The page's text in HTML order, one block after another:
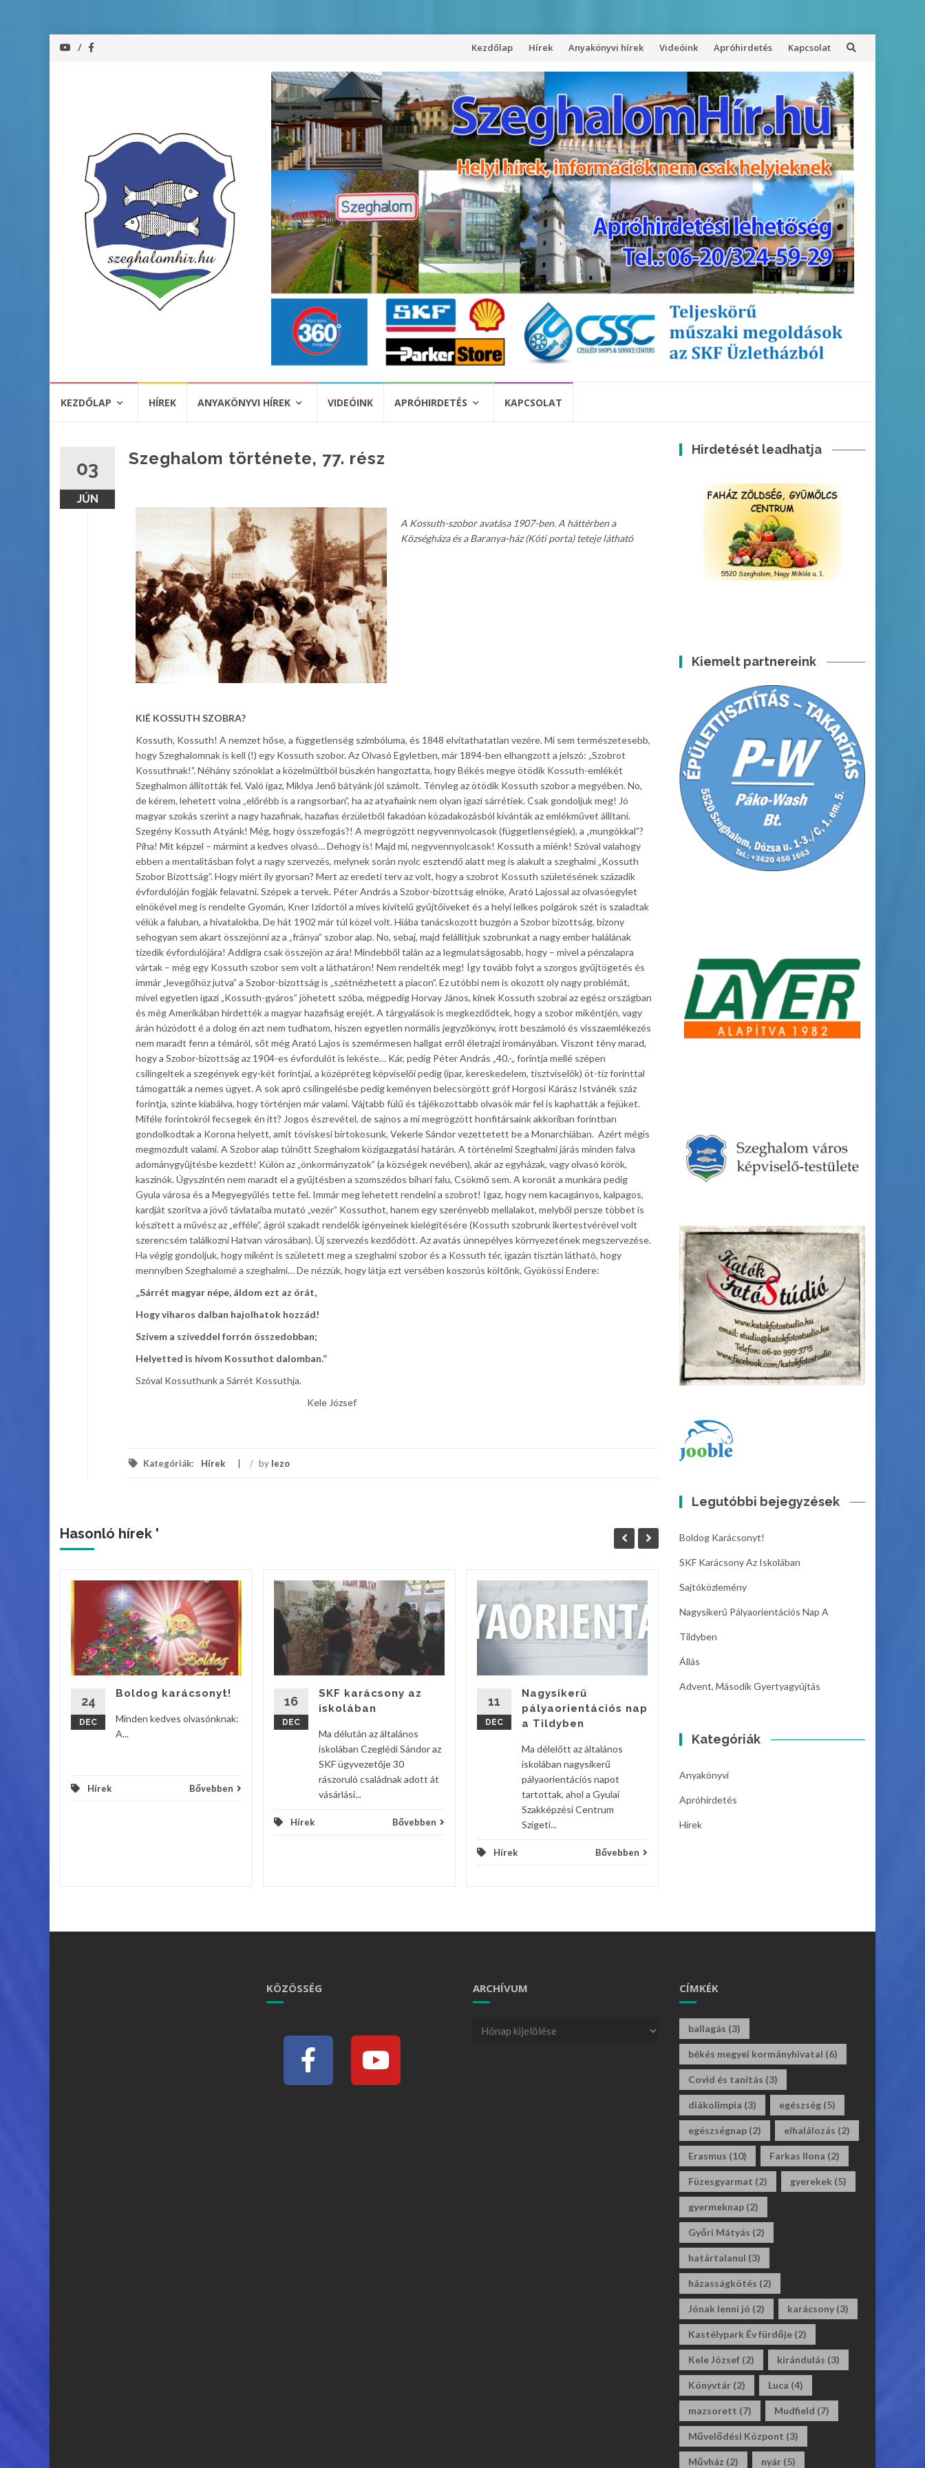
Kezdőlap Hírek Anyakönyvi hírek Videóink Apróhirdetés Kapcsolat
KEZDŐLAP HÍREK ANYAKÖNYVI HÍREK VIDEÓINK APRÓHIRDETÉS KAPCSOLAT
03
JÚN
Szeghalom története, 77. rész
A Kossuth-szobor avatása 1907-ben. A háttérben a
Községháza és a Baranya-ház (Kóti porta) teteje látható
KIÉ KOSSUTH SZOBRA?
Kossuth, Kossuth! A nemzet hőse, a függetlenség szimbóluma, és 1848 elvitathatatlan vezére. Mi sem természetesebb,
hogy Szeghalomnak is kell (!) egy Kossuth szobor. Az Olvasó Egyletben, már 1894-ben elhangzott a jelszó: „Szobrot
Kossuthnak!”. Néhány szónoklat a közelmúltból büszkén hangoztatta, hogy Békés megye ötödik Kossuth-emlékét
Szeghalmon állították fel. Való igaz, Miklya Jenő bátyánk jól számolt. Tényleg az ötödik Kossuth szobor a megyében. No,
de kérem, lehetett volna „előrébb is a rangsorban”, ha az atyafiaink nem olyan igazi sárrétiek. Csak gondoljuk meg! Jó
magyar szokás szerint a nagy hazafinak, hazafias érzületből fakadóan közadakozásból kívánták az emlékművet állítani.
Szegény Kossuth Atyánk! Még, hogy összefogás?! A megrögzött negyvennyolcasok (függetlenségiek), a „mungókkal”?
Piha! Mit képzel – mármint a kedves olvasó… Dehogy is! Majd mi, negyvennyolcasok! Kossuth a miénk! Szóval valahogy
ebben a mentalitásban folyt a nagy szervezés, melynek során nyolc esztendő alatt meg is alakult a szeghalmi „Kossuth
Szobor Bizottság”. Hogy miért ily gyorsan? Mert az eredeti terv az volt, hogy a szobrot Kossuth születésének századik
évfordulóján fogják felavatni. Szépek a tervek. Péter András a Szobor-bizottság elnöke, Arató Lajossal az olvasóegylet
elnökével meg is rendelte Gyomán, Kner Izidortól a míves kivitelű gyűjtőíveket és a helyi lelkes polgárok szét is szaladtak
vélük a faluban, a hivatalokba. De hát 1902 már túl közel volt. Hiába tanácskozott buzgón a Szobor bizottság, bizony
sehogyan sem akart összejönni az a „fránya” szobor alap. No, sebaj, majd felállítjuk szobrunkat a nagy ember halálának
tízedik évfordulójára! Addigra csak összejön az ára! Mindebből talán az a legmulatságosabb, hogy – mivel a pénzalapra
vártak – még egy Kossuth szobor sem volt a láthatáron! Nem rendelték meg! Így tovább folyt a szorgos gyűjtögetés és
immár „levegőhöz jutva” a Szobor-bizottság is „szétnézhetett a piacon”. Ez utóbbi nem is okozott oly nagy problémát,
mivel egyetlen igazi „Kossuth-gyáros” jöhetett szóba, mégpedig Horvay János, kinek Kossuth szobrai az egész országban
és még Amerikában hirdették a magyar hazafiság erejét. A tárgyalások is megkezdődtek, hogy a szobor mikéntjén, vagy
árán húzódott é a dolog én azt nem tudhatom, hiszen egyetlen normális jegyzőkönyv, írott beszámoló és visszaemlékezés
nem maradt fenn a témáról, sőt még Arató Lajos is szemérmesen hallgat erről életrajzi irományában. Viszont tény marad,
hogy a Szobor-bizottság az 1904-es évfordulót is lekéste… Kár, pedig Péter András „40.-„ forintja mellé szépen
csilingeltek a szegények egy-két forintjai, a középréteg képviselői pedig (ipar, kereskedelem, tisztviselők) öt-tíz forinttal
támogatták a nemes ügyet. A sok apró csilingelésbe pedig keményen belecsörgött gróf Horgosi Kárász Istvánék száz
forintja, szinte kiabálva, hogy történjen már valami. Vájtabb fülű és tájékozottabb olvasók már fel is kaphatták a fejüket.
Miféle forintokról fecsegek én itt? Jogos észrevétel, de sajnos a mi megrögzött honfitársaink akkoriban forintban
gondolkodtak a Korona helyett, amit töviskesi birtokosunk, Vekerle Sándor vezettetett be a Monarchiában. Azért mégis
megmozdult valami. A Szobor alap túlnőtt Szeghalom közigazgatási határán. A történelmi Szeghalmi járás minden falva
adománygyűjtésbe kezdett! Külön az „önkormányzatok” (a községek nevében), akár az egyházak, vagy olvasó körök,
kaszinók. Úgyszintén nem maradt el a gyűjtésben a szomszédos bihari falu, Csökmő sem. A koronát a munkára pedig
Gyula városa és a Megyegyűlés tette fel. Immár meg lehetett rendelni a szobrot! Igaz, hogy nem kacagányos, kalpagos,
kardját szorítva a jövő távlataiba mutató „vezér” Kossuthot, hanem egy szerényebb mellalakot, melyből persze többet is
készített a művész az „efféle”, ágról szakadt rendelők igényeinek kielégítésére (Kossuth szobrunk ikertestvérével volt
szerencsém találkozni Hatvan városában). Új szervezés kezdődött. Az avatás ünnepélyes környezetének megszervezése.
Ha végig gondoljuk, hogy miként is született meg a szeghalmi szobor és a Kossuth tér, igazán tisztán látható, hogy
mennyiben Szeghalomé a szeghalmi… De nézzük, hogy látja ezt versében koszorús költőnk, Gyökössi Endere:
„Sárrét magyar népe, áldom ezt az órát,
Hogy viharos dalban hajolhatok hozzád!
Szívem a szíveddel forrón összedobban;
Helyetted is hívom Kossuthot dalomban.”
Szóval Kossuthunk a Sárrét Kossuthja.
Kele József
Kategóriák: Hírek / by lezo
Hasonló hírek '
24
DEC
Boldog karácsonyt!
Minden kedves olvasónknak:
A...
Hírek Bővebben
16
DEC
SKF karácsony az
iskolában
Ma délután az általános
iskolában Czeglédi Sándor az
SKF ügyvezetője 30
rászoruló családnak adott át
vásárlási...
Hírek Bővebben
11
DEC
Nagysikerű
pályaorientációs nap
a Tildyben
Ma délelőtt az általános
iskolában nagysikerű
pályaorientációs napot
tartottak, ahol a Gyulai
Szakképzési Centrum
Szigeti...
Hírek Bővebben
felvételt hirdet
Hirdetését leadhatja
Kiemelt partnereink
Legutóbbi bejegyzések
Boldog Karácsonyt!
SKF Karácsony Az Iskolában
Sajtóközlemény
Nagysikerű Pályaorientációs Nap A
Tildyben
Állás
Advent, Második Gyertyagyújtás
Kategóriák
Anyakönyvi
Apróhirdetés
Hírek
KÖZÖSSÉG ARCHÍVUM CÍMKÉK
ballagás (3)
békés megyei kormányhivatal (6)
Covid és tanítás (3)
diákolimpia (3) egészség (5)
egészségnap (2) elhalálozás (2)
Erasmus (10) Farkas Ilona (2)
Füzesgyarmat (2) gyerekek (5)
gyermeknap (2)
Győri Mátyás (2)
határtalanul (3)
házasságkötés (2)
Jónak lenni jó (2) karácsony (3)
Kastélypark Év fürdője (2)
Kele József (2) kirándulás (3)
Könyvtár (2) Luca (4)
mazsorett (7) Mudfield (7)
Művelődési Központ (3)
Művház (2) nyár (5)